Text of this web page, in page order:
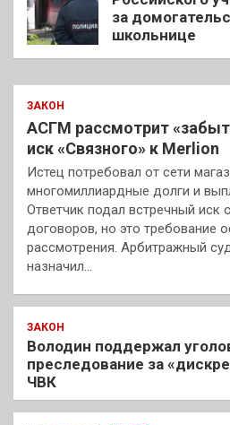
за
школьнице
ЗАКОН
АСГМ рассмотрит
иск «Связного» к Merlion
Истец потребовал от сети
многомиллиардные долги и
Ответчик подал встречный иск
договоров, но это требование
рассмотрения. Арбитражный
назначил…
ЗАКОН
Володин поддержал
преследование за
ЧВК